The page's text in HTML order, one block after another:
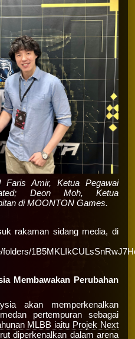
Amir, Ketua Pegawai
Deon Moh, Ketua
di MOONTON Games.
rakaman sidang media, di
folders/
Membawakan Perubahan
akan memperkenalkan
pertempuran sebagai
MLBB iaitu Projek Next
diperkenalkan dalam arena